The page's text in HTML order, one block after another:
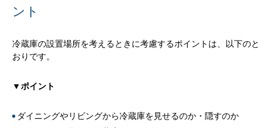
ント
冷蔵庫の設置場所を考えるときに考慮するポイントは、以下のと
おりです。
▼ポイント
ダイニングやリビングから冷蔵庫を見せるのか・隠すのか